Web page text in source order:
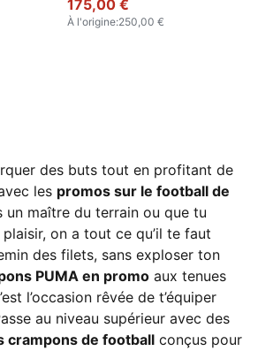
175,00 €
À l'origine:250,00 €
des buts tout en profitant de
les promos sur le football de
un maître du terrain ou que tu
on a tout ce qu’il te faut
des filets, sans exploser ton
PUMA en promo aux tenues
l’occasion rêvée de t’équiper
au niveau supérieur avec des
crampons de football conçus pour